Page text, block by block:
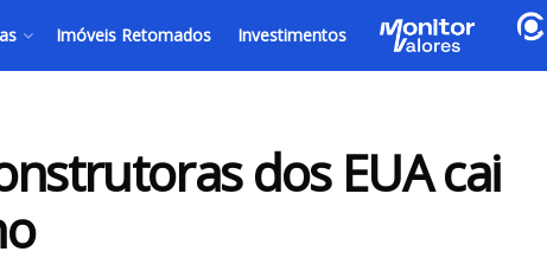
Imóveis Retomados Investimentos
dos EUA cai